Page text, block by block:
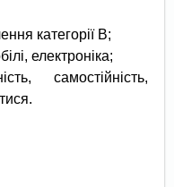
категорії B;
електроніка;
самостійність,